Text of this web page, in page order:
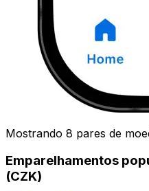
Mostrando 8 pares de
Emparelhamentos
(CZK)